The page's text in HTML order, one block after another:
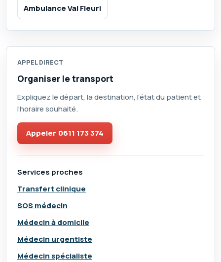
Ambulance Val Fleuri
APPEL DIRECT
Organiser le transport
Expliquez le départ, la destination, l’état du patient et
l’horaire souhaité.
Appeler 0611 173 374
Services proches
Transfert clinique
SOS médecin
Médecin à domicile
Médecin urgentiste
Médecin spécialiste